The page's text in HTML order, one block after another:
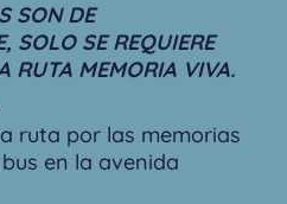
SON DE
SOLO SE REQUIERE
RUTA MEMORIA VIVA.
ruta por las memorias
en la avenida